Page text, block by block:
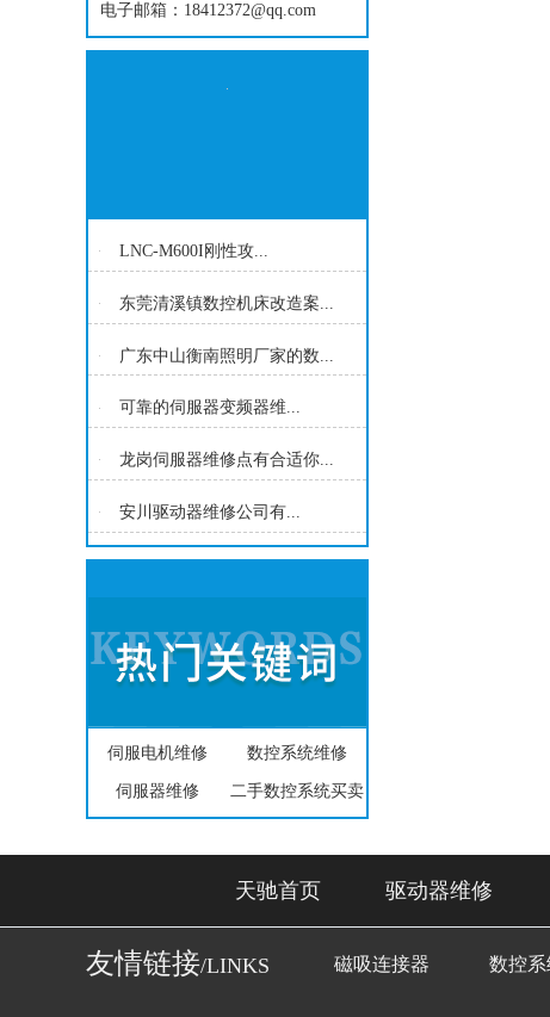
电子邮箱：18412372@qq.com
LNC-M600I刚性攻...
东莞清溪镇数控机床改造案...
广东中山衡南照明厂家的数...
可靠的伺服器变频器维...
龙岗伺服器维修点有合适你...
安川驱动器维修公司有...
伺服电机维修 数控系统维修
伺服器维修 二手数控系统买卖
天驰首页 驱动器维修
友情链接/LINKS 磁吸连接器 数控系